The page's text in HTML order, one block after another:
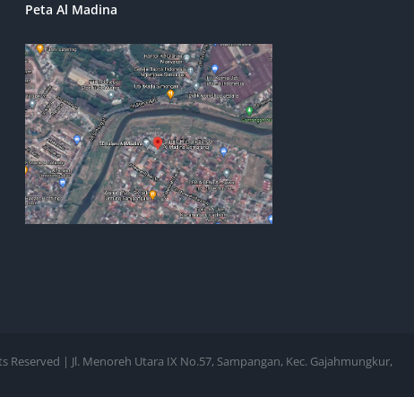
Peta Al Madina
Reserved | Jl. Menoreh Utara IX No.57, Sampangan, Kec. Gajahmungkur,